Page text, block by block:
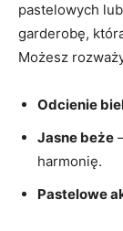
pastelowych
garderobę,
Możesz​
Odcienie
Jasne beże
harmonię.
Pastelowe